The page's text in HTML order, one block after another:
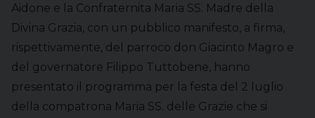
Aidone e la Confraternita Maria SS. Madre della
Divina Grazia, con un pubblico manifesto, a firma,
rispettivamente, del parroco don Giacinto Magro e
del governatore Filippo Tuttobene, hanno
presentato il programma per la festa del 2 luglio
della compatrona Maria SS. delle Grazie che si